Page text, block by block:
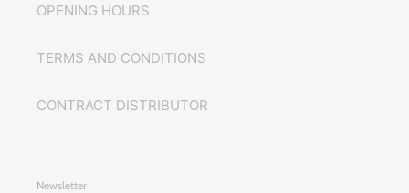
OPENING HOURS
TERMS AND CONDITIONS
CONTRACT DISTRIBUTOR
Newsletter